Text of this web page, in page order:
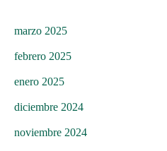
marzo 2025
febrero 2025
enero 2025
diciembre 2024
noviembre 2024